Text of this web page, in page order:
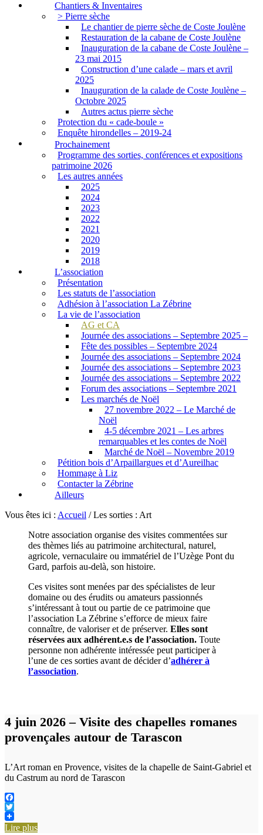
Chantiers & Inventaires
> Pierre sèche
Le chantier de pierre sèche de Coste Joulène
Restauration de la cabane de Coste Joulène
Inauguration de la cabane de Coste Joulène –
23 mai 2015
Construction d’une calade – mars et avril
2025
Inauguration de la calade de Coste Joulène –
Octobre 2025
Autres actus pierre sèche
Protection du « cade-boule »
Enquête hirondelles – 2019-24
Prochainement
Programme des sorties, conférences et expositions
patrimoine 2026
Les autres années
2025
2024
2023
2022
2021
2020
2019
2018
L’association
Présentation
Les statuts de l’association
Adhésion à l’association La Zébrine
La vie de l’association
AG et CA
Journée des associations – Septembre 2025 –
Fête des possibles – Septembre 2024
Journée des associations – Septembre 2024
Journée des associations – Septembre 2023
Journée des associations – Septembre 2022
Forum des associations – Septembre 2021
Les marchés de Noël
27 novembre 2022 – Le Marché de
Noël
4-5 décembre 2021 – Les arbres
remarquables et les contes de Noël
Marché de Noël – Novembre 2019
Pétition bois d’Arpaillargues et d’Aureilhac
Hommage à Liz
Contacter la Zébrine
Ailleurs
Vous êtes ici : Accueil /Les sorties : Art
Notre association organise des visites commentées sur
des thèmes liés au patrimoine architectural, naturel,
agricole, vernaculaire ou immatériel de l’Uzège Pont du
Gard, parfois au-delà, son histoire.
Ces visites sont menées par des spécialistes de leur
domaine ou des érudits ou amateurs passionnés
s’intéressant à tout ou partie de ce patrimoine que
l’association La Zébrine s’efforce de mieux faire
connaître, de valoriser et de préserver. Elles sont
réservées aux adhérent.e.s de l’association. Toute
personne non adhérente intéressée peut participer à
l’une de ces sorties avant de décider d’adhérer à
l’association.
4 juin 2026 – Visite des chapelles romanes
provençales autour de Tarascon
L’Art roman en Provence, visites de la chapelle de Saint-Gabriel et
du Castrum au nord de Tarascon
Facebook
Twitter
Lire plus